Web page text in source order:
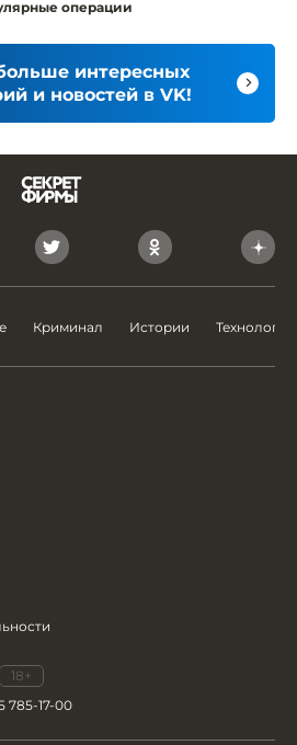
операции
интересных
и новостей в VK!
Криминал Истории Технологии
18+
785-17-00